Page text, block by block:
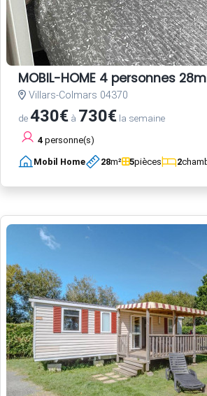
MOBIL-HOME 4 personnes
Villars-Colmars 04370
de430€ à 730€ la semaine
4 personne(s)
Mobil Home 28m² 5pièces 2